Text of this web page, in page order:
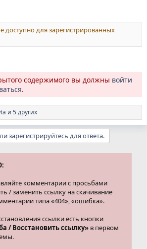
доступно для зарегистрированных
содержимого вы должны войти
.
и 5 других
зарегистрируйтесь для ответа.
комментарии с просьбами
/ заменить ссылку на скачивание
типа «404», «ошибка».
ссылки есть кнопки
/ Восстановить ссылку» в первом